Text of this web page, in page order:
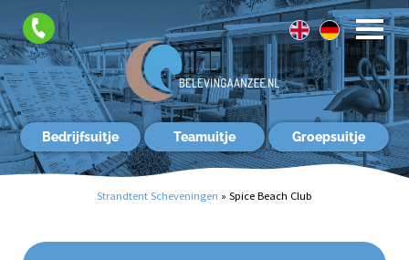
Bedrijfsuitje Teamuitje Groepsuitje
Contact
Strandtent Scheveningen » Spice Beach Club